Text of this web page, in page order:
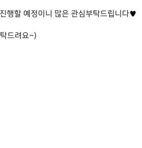
행할 예정이니 많은 관심부탁드립니다♥
드려요~)